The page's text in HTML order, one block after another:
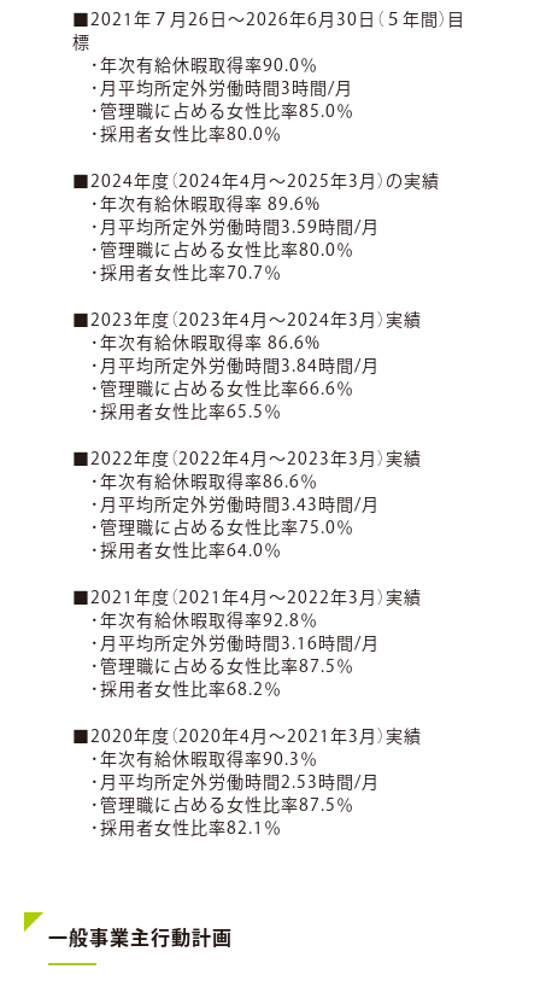
■2021年７月26日～2026年6月30日（５年間）目
標
・年次有給休暇取得率90.0％
・月平均所定外労働時間3時間/月
・管理職に占める女性比率85.0％
・採用者女性比率80.0％
■2024年度（2024年4月～2025年3月）の実績
・年次有給休暇取得率 89.6%
・月平均所定外労働時間3.59時間/月
・管理職に占める女性比率80.0％
・採用者女性比率70.7％
■2023年度（2023年4月～2024年3月）実績
・年次有給休暇取得率 86.6%
・月平均所定外労働時間3.84時間/月
・管理職に占める女性比率66.6％
・採用者女性比率65.5％
■2022年度（2022年4月～2023年3月）実績
・年次有給休暇取得率86.6％
・月平均所定外労働時間3.43時間/月
・管理職に占める女性比率75.0％
・採用者女性比率64.0％
■2021年度（2021年4月～2022年3月）実績
・年次有給休暇取得率92.8％
・月平均所定外労働時間3.16時間/月
・管理職に占める女性比率87.5％
・採用者女性比率68.2％
■2020年度（2020年4月～2021年3月）実績
・年次有給休暇取得率90.3％
・月平均所定外労働時間2.53時間/月
・管理職に占める女性比率87.5％
・採用者女性比率82.1％
一般事業主行動計画